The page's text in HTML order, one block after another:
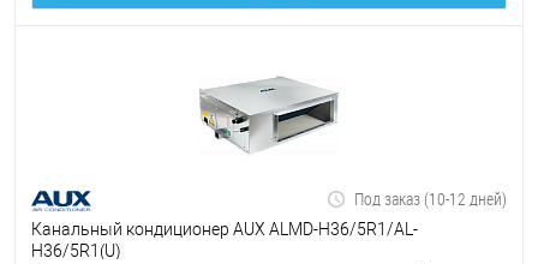
Под заказ (10-12 дней)
Канальный кондиционер AUX ALMD-H36/5R1/AL-
H36/5R1(U)